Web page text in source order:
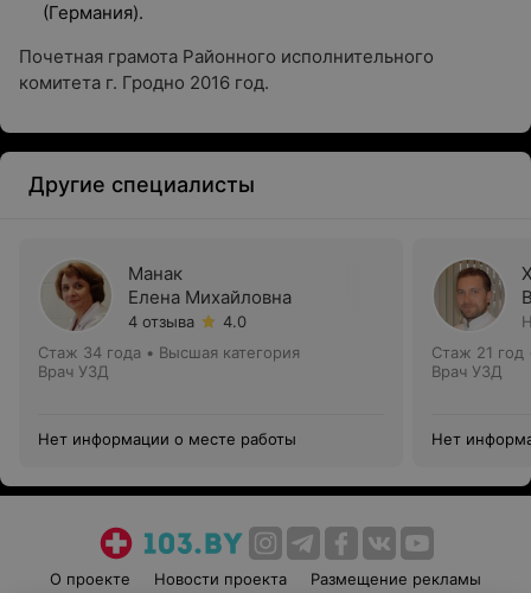
(Германия).
Почетная грамота Районного исполнительного
комитета г. Гродно 2016 год.
Другие специалисты
Манак
Елена Михайловна
4 отзыва
4.0
Стаж 34 года • Высшая категория
Врач УЗД
Нет информации о месте работы
Стаж 21 год
Врач УЗД
Нет
О проекте Новости проекта Размещение рекламы